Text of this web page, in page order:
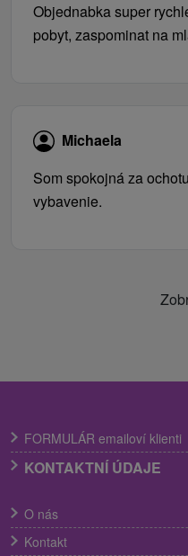
Objednabka super
pobyt, zaspominat na
Michaela
Som spokojná za
vybavenie.
FORMULÁR emailoví klienti
KONTAKTNÍ ÚDAJE
O nás
Kontakt